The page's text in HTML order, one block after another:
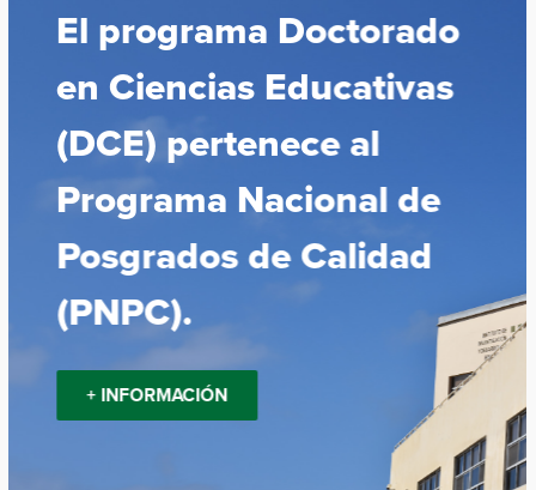
El programa Doctorado
en Ciencias Educativas
(DCE) pertenece al
Programa Nacional de
Posgrados de Calidad
(PNPC).
+ INFORMACIÓN